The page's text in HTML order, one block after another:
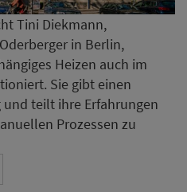
Tini Diekmann,
in Berlin,
Heizen auch im
Sie gibt einen
teilt ihre Erfahrungen
Prozessen zu